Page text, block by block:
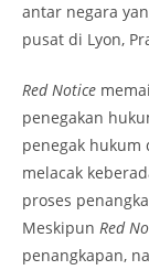
antar negara
pusat di Lyon,
Red Notice
penegakan
penegak hukum
melacak
proses
Meskipun Red
penangkapan,